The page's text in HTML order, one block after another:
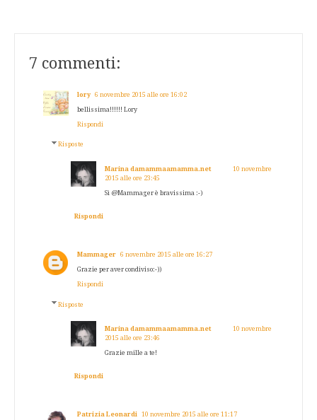
7 commenti:
lory 6 novembre 2015 alle ore 16:02
bellissima!!!!!! Lory
Rispondi
Risposte
Marina damammaamamma.net
10 novembre
2015 alle ore 23:45
Sì @Mammager è bravissima :-)
Rispondi
Mammager 6 novembre 2015 alle ore 16:27
Grazie per aver condiviso:-))
Rispondi
Risposte
Marina damammaamamma.net
10 novembre
2015 alle ore 23:46
Grazie mille a te!
Rispondi
Patrizia Leonardi 10 novembre 2015 alle ore 11:17